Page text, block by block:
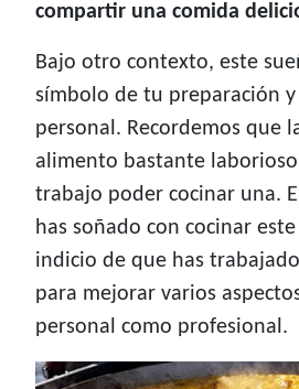
compartir una comida
Bajo otro contexto, este
símbolo de tu preparación
personal. Recordemos que
alimento bastante
trabajo poder cocinar una.
has soñado con cocinar
indicio de que has
para mejorar varios
personal como profesional.